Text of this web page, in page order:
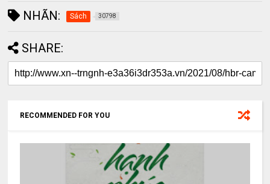
NHÃN: Sách 30798
SHARE:
RECOMMENDED FOR YOU